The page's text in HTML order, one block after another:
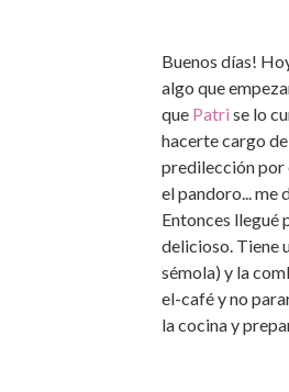
Buenos días!
algo que
que Patri se lo
hacerte cargo
predilección por
el pandoro... me
Entonces llegué
delicioso. Tiene
sémola) y la
el-café y no
la cocina y